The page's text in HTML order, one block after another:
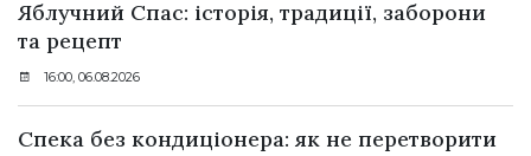
Яблучний Спас: історія, традиції, заборони
та рецепт
16:00, 06.08.2026
Спека без кондиціонера: як не перетворити